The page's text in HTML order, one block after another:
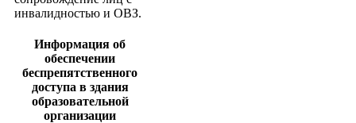
инвалидностью и ОВЗ.
Информация об
обеспечении
беспрепятственного
доступа в здания
образовательной
организации